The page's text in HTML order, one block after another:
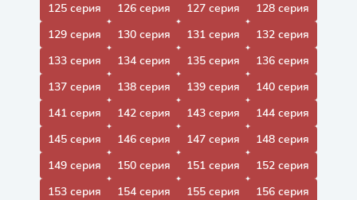
125 серия
126 серия 127 серия
128 серия
129 серия
130 серия 131 серия
132 серия
133 серия
134 серия 135 серия
136 серия
137 серия
138 серия 139 серия
140 серия
141 серия
142 серия 143 серия
144 серия
145 серия
146 серия 147 серия
148 серия
149 серия
150 серия 151 серия
152 серия
153 серия
154 серия 155 серия
156 серия